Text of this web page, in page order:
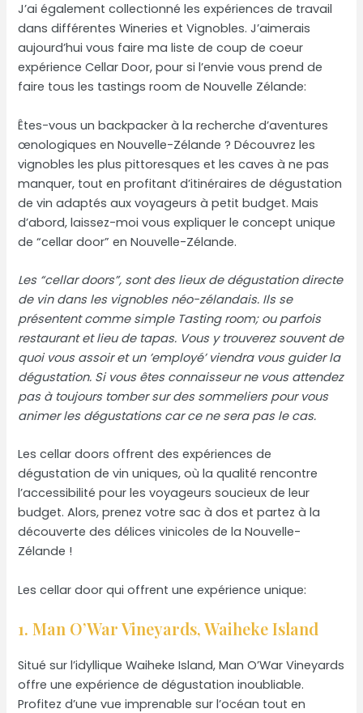
J’ai également collectionné les expériences de travail
dans différentes Wineries et Vignobles. J’aimerais
aujourd’hui vous faire ma liste de coup de coeur
expérience Cellar Door, pour si l’envie vous prend de
faire tous les tastings room de Nouvelle Zélande:
Êtes-vous un backpacker à la recherche d’aventures
œnologiques en Nouvelle-Zélande ? Découvrez les
vignobles les plus pittoresques et les caves à ne pas
manquer, tout en profitant d’itinéraires de dégustation
de vin adaptés aux voyageurs à petit budget. Mais
d’abord, laissez-moi vous expliquer le concept unique
de “cellar door” en Nouvelle-Zélande.
Les “cellar doors”, sont des lieux de dégustation directe
de vin dans les vignobles néo-zélandais. Ils se
présentent comme simple Tasting room; ou parfois
restaurant et lieu de tapas. Vous y trouverez souvent de
quoi vous assoir et un ’employé’ viendra vous guider la
dégustation. Si vous êtes connaisseur ne vous attendez
pas à toujours tomber sur des sommeliers pour vous
animer les dégustations car ce ne sera pas le cas.
Les cellar doors offrent des expériences de
dégustation de vin uniques, où la qualité rencontre
l’accessibilité pour les voyageurs soucieux de leur
budget. Alors, prenez votre sac à dos et partez à la
découverte des délices vinicoles de la Nouvelle-
Zélande !
Les cellar door qui offrent une expérience unique:
1. Man O’War Vineyards, Waiheke Island
Situé sur l’idyllique Waiheke Island, Man O’War Vineyards
offre une expérience de dégustation inoubliable.
Profitez d’une vue imprenable sur l’océan tout en